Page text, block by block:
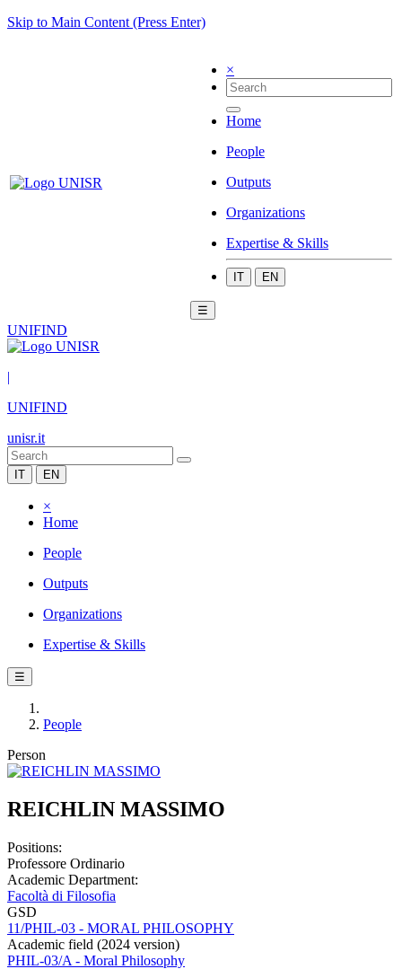
Skip to Main Content (Press Enter)
×
Home
People
Outputs
Organizations
Expertise & Skills
IT EN
☰
UNIFIND
|
UNIFIND
unisr.it
IT EN
×
Home
People
Outputs
Organizations
Expertise & Skills
☰
People
Person
REICHLIN MASSIMO
Positions:
Professore Ordinario
Academic Department:
Facoltà di Filosofia
GSD
11/PHIL-03 - MORAL PHILOSOPHY
Academic field (2024 version)
PHIL-03/A - Moral Philosophy